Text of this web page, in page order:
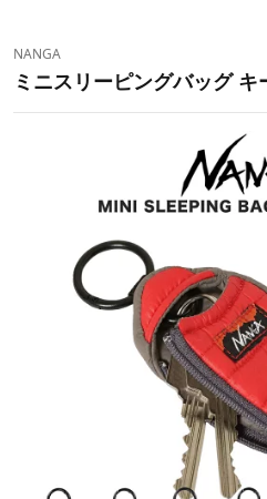
NANGA
ミニスリーピングバッグ キ